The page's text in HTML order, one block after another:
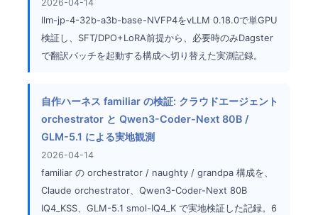
2026-04-14
llm-jp-4-32b-a3b-base-NVFP4をvLLM 0.18.0で単GPU
検証し、SFT/DPO+LoRA前提から、必要時のみDagster
で翻訳バッチを起動する構成へ切り替えた実測記録。
自作ハーネス familiar の検証: クラウドエージェント
orchestrator と Qwen3-Coder-Next 80B /
GLM-5.1 による実地観測
2026-04-14
familiar の orchestrator / naughty / grandpa 構成を、
Claude orchestrator、Qwen3-Coder-Next 80B
IQ4_KSS、GLM-5.1 smol-IQ4_K で実地検証した記録。6